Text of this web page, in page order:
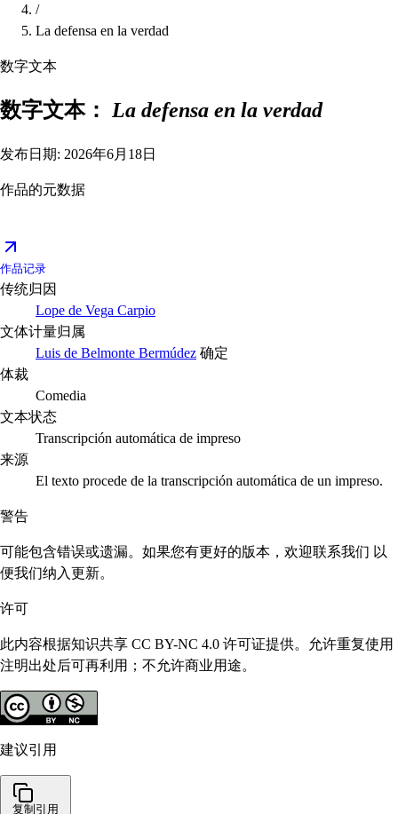
/
La defensa en la verdad
数字文本
数字文本： La defensa en la verdad
发布日期: 2026年6月18日
作品的元数据
作品记录
传统归因
Lope de Vega Carpio
文体计量归属
Luis de Belmonte Bermúdez 确定
体裁
Comedia
文本状态
Transcripción automática de impreso
来源
El texto procede de la transcripción automática de un impreso.
警告
可能包含错误或遗漏。如果您有更好的版本，欢迎联系我们 以
便我们纳入更新。
许可
此内容根据知识共享 CC BY-NC 4.0 许可证提供。允许重复使用
注明出处后可再利用；不允许商业用途。
建议引用
复制引用